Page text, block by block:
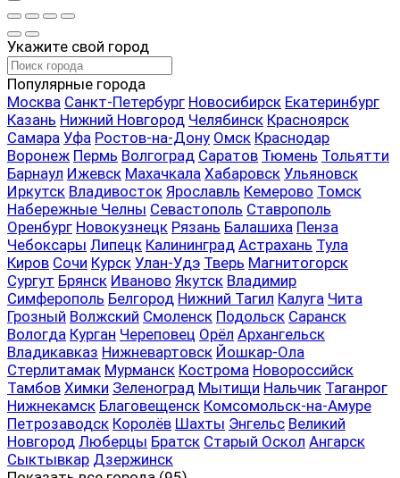
Укажите свой город
Популярные города
Москва Санкт-Петербург Новосибирск Екатеринбург
Казань Нижний Новгород Челябинск Красноярск
Самара Уфа Ростов-на-Дону Омск Краснодар
Воронеж Пермь Волгоград Саратов Тюмень Тольятти
Барнаул Ижевск Махачкала Хабаровск Ульяновск
Иркутск Владивосток Ярославль Кемерово Томск
Набережные Челны Севастополь Ставрополь
Оренбург Новокузнецк Рязань Балашиха Пенза
Чебоксары Липецк Калининград Астрахань Тула
Киров Сочи Курск Улан-Удэ Тверь Магнитогорск
Сургут Брянск Иваново Якутск Владимир
Симферополь Белгород Нижний Тагил Калуга Чита
Грозный Волжский Смоленск Подольск Саранск
Вологда Курган Череповец Орёл Архангельск
Владикавказ Нижневартовск Йошкар-Ола
Стерлитамак Мурманск Кострома Новороссийск
Тамбов Химки Зеленоград Мытищи Нальчик Таганрог
Нижнекамск Благовещенск Комсомольск-на-Амуре
Петрозаводск Королёв Шахты Энгельс Великий
Новгород Люберцы Братск Старый Оскол Ангарск
Сыктывкар Дзержинск